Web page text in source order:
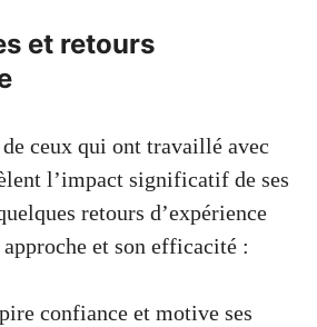
et retours
ceux qui ont travaillé avec
l’impact significatif de ses
retours d’expérience
et son efficacité :
confiance et motive ses